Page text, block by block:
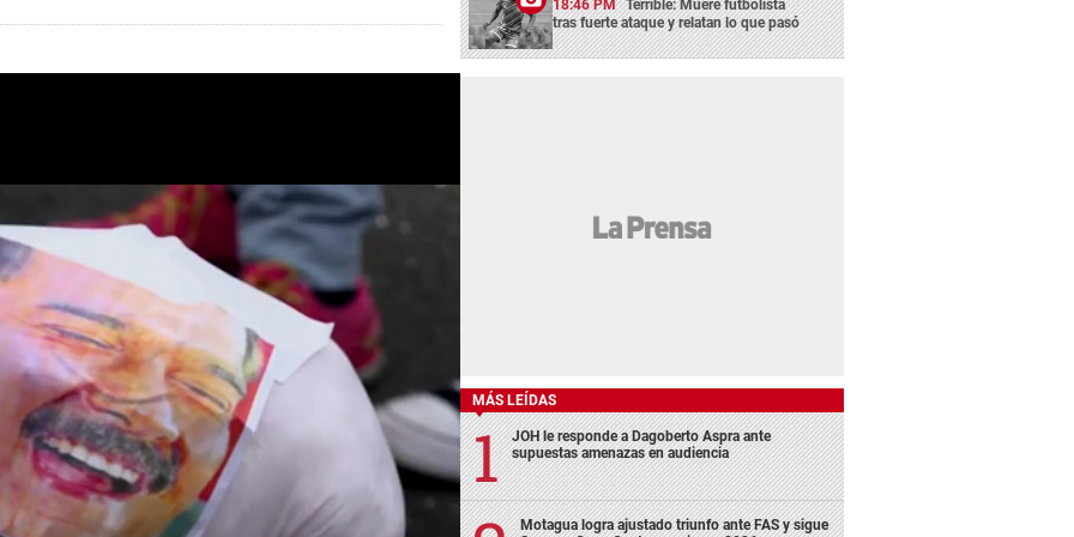
18:46 PM Terrible: Muere futbolista
tras fuerte ataque y relatan lo que pasó
MÁS LEÍDAS
JOH le responde a Dagoberto Aspra ante
supuestas amenazas en audiencia
Motagua logra ajustado triunfo ante FAS y sigue